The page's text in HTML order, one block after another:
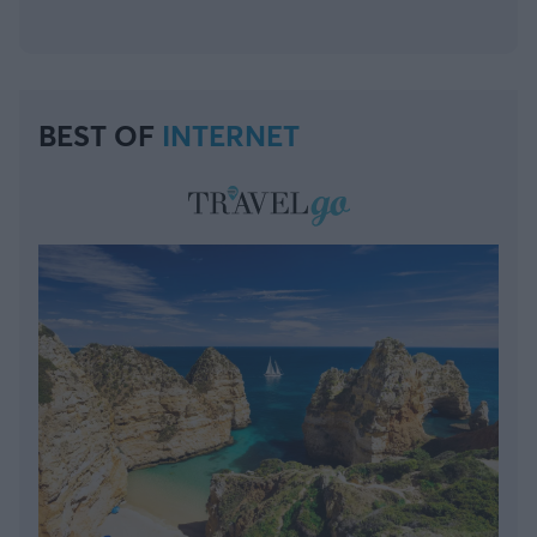
BEST OF INTERNET